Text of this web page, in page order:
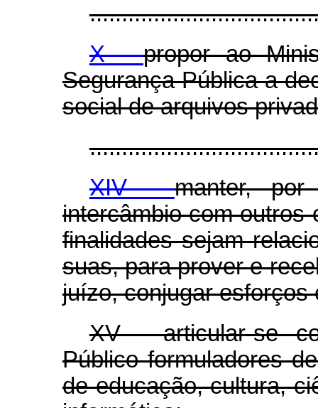
X -propor ao
Segurança Pública a
social de arquivos
XIV -manter,
intercâmbio com outros
finalidades sejam
suas, para prover e
juízo, conjugar esforços
XV - articular-se
Público formuladores
de educação, cultura,